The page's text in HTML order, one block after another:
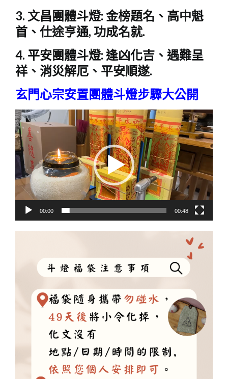
3. 文昌團體斗燈: 金榜題名、高中魁
首、仕途亨通, 功成名就.
4. 平安團體斗燈: 逢凶化吉、遇難呈
祥、消災解厄、平安順遂.
玄門心宗安置團體斗燈步驟大公開
視
訊
播
放
器
00:00 00:48